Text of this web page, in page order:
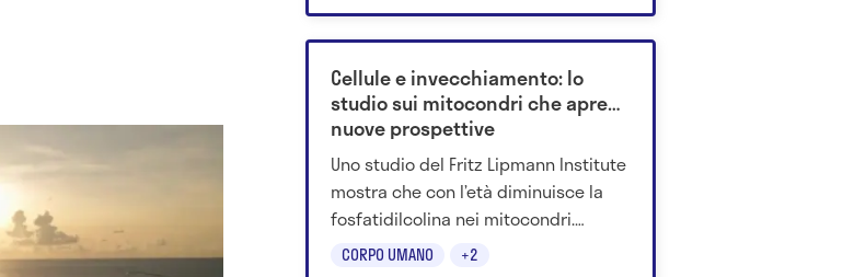
CORPO UMANO +2
Cellule e invecchiamento: lo
studio sui mitocondri che apre
nuove prospettive
Uno studio del Fritz Lipmann Institute
mostra che con l’età diminuisce la
fosfatidilcolina nei mitocondri.
Ripristinarla migliora la funzione